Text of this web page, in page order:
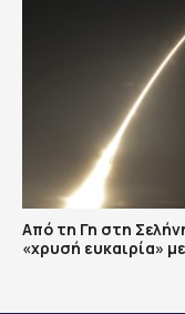
Από τη Γη στη
«χρυσή ευκαιρία»